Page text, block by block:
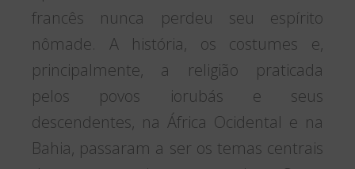
francês nunca perdeu seu espírito
nômade. A história, os costumes e,
principalmente, a religião praticada
pelos povos iorubás e seus
descendentes, na África Ocidental e na
Bahia, passaram a ser os temas centrais